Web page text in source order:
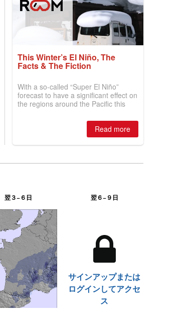
This Winter’s El Niño, The
Facts & The Fiction
With a so-called “Super El Niño”
forecast to have a significant effect on
the regions around the Pacific this
is simple: book now or wait, and
where are the best odds?Read more
翌３−６日 翌６−９日
サインアップまたは
ログインしてアクセ
ス